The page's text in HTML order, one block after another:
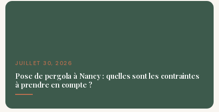
JUILLET 30, 2026
Pose de pergola à Nancy : quelles sont les contraintes
à prendre en compte ?